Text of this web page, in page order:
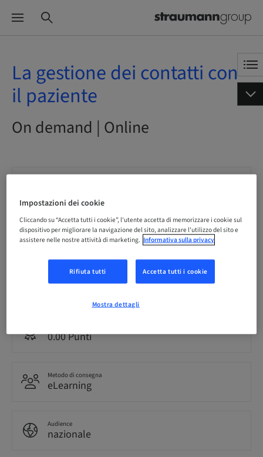
La gestione dei contatti con
il paziente
On demand | Online
Scadenza registrazione
10. dic 2041 (UTC+1)
Italiano
0.00 Punti
Metodo di consegna
eLearning
Audience
nazionale
Impostazioni dei cookie
Cliccando su “Accetta tutti i cookie”, l'utente accetta di memorizzare i cookie sul
dispositivo per migliorare la navigazione del sito, analizzare l'utilizzo del sito e
assistere nelle nostre attività di marketing. Informativa sulla privacy
Rifiuta tutti Accetta tutti i cookie
Mostra dettagli